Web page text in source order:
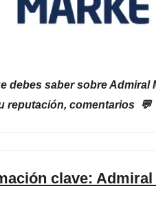
debes saber sobre
reputación, comentarios
clave: Admiral